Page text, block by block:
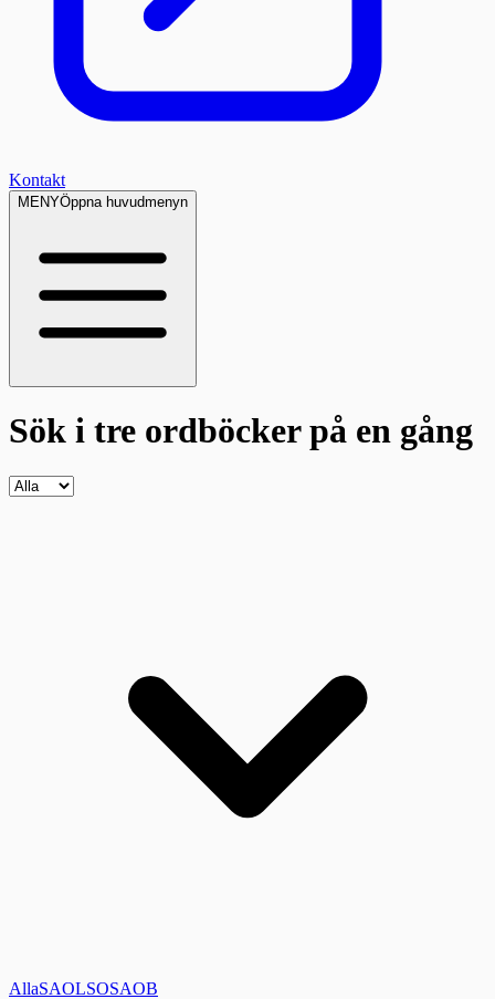
Kontakt
MENYÖppna huvudmenyn
Sök i tre ordböckerpå en gång
AllaSAOLSOSAOB